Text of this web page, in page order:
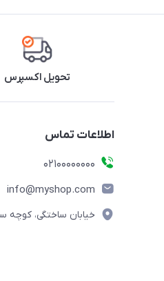
تحویل اکسپرس
اطلاعات تماس
۰۲۱۰۰۰۰۰۰۰۰
info@myshop.com
خیابان ساختگی، کوچه